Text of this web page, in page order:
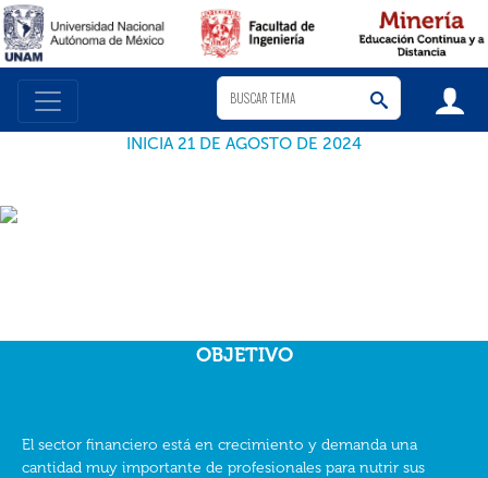
INICIA 21 DE AGOSTO DE 2024
OBJETIVO
El sector financiero está en crecimiento y demanda una
cantidad muy importante de profesionales para nutrir sus